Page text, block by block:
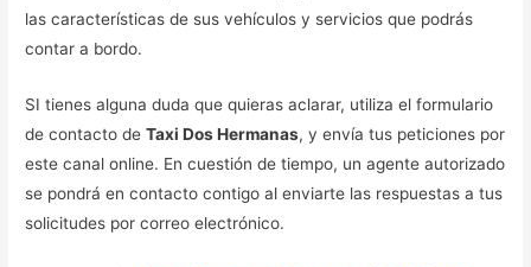
las características de sus vehículos y servicios que podrás
contar a bordo.
SI tienes alguna duda que quieras aclarar, utiliza el formulario
de contacto deTaxi Dos Hermanas, y envía tus peticiones por
este canal online. En cuestión de tiempo, un agente autorizado
se pondrá en contacto contigo al enviarte las respuestas a tus
solicitudes por correo electrónico.